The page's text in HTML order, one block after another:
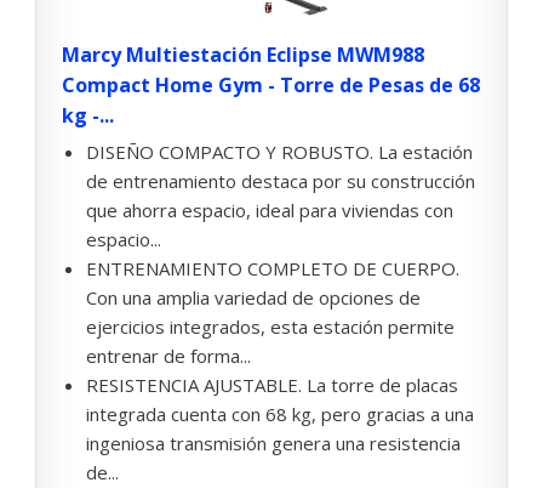
Marcy Multiestación Eclipse MWM988
Compact Home Gym - Torre de Pesas de 68
kg -...
DISEÑO COMPACTO Y ROBUSTO. La estación
de entrenamiento destaca por su construcción
que ahorra espacio, ideal para viviendas con
espacio...
ENTRENAMIENTO COMPLETO DE CUERPO.
Con una amplia variedad de opciones de
ejercicios integrados, esta estación permite
entrenar de forma...
RESISTENCIA AJUSTABLE. La torre de placas
integrada cuenta con 68 kg, pero gracias a una
ingeniosa transmisión genera una resistencia
de...